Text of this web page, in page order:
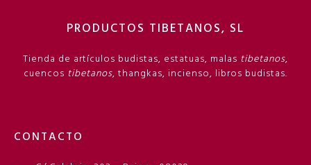
PRODUCTOS TIBETANOS, SL
Tienda de artículos budistas, estatuas, malas tibetanos,
cuencos tibetanos, thangkas, incienso, libros budistas.
CONTACTO